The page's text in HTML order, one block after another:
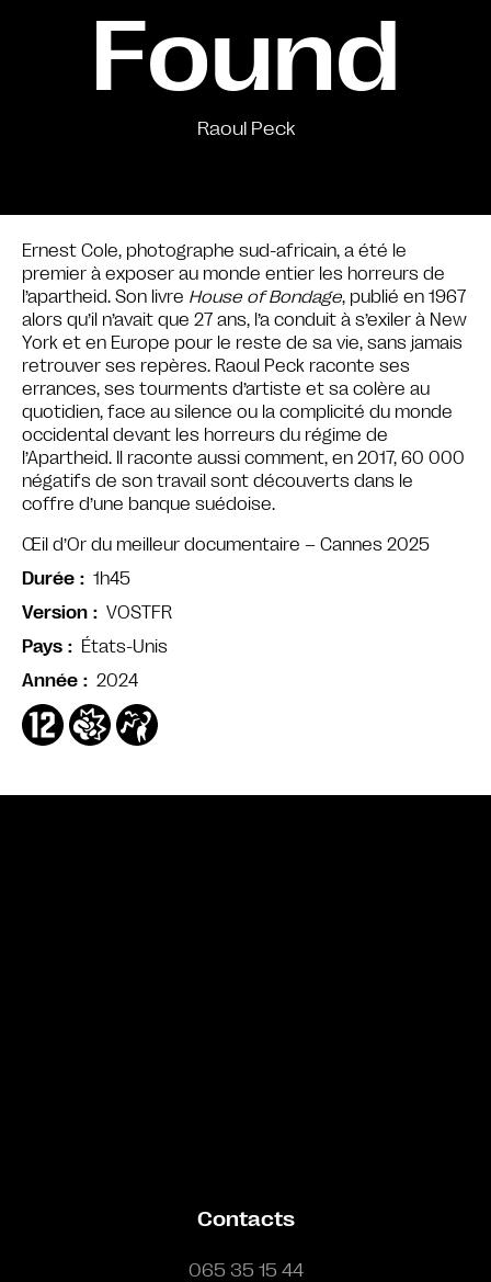
Found
Raoul Peck
Ernest Cole, photographe sud-africain, a été le
premier à exposer au monde entier les horreurs de
l’apartheid. Son livre House of Bondage, publié en 1967
alors qu’il n’avait que 27 ans, l’a conduit à s’exiler à New
York et en Europe pour le reste de sa vie, sans jamais
retrouver ses repères. Raoul Peck raconte ses
errances, ses tourments d’artiste et sa colère au
quotidien, face au silence ou la complicité du monde
occidental devant les horreurs du régime de
l’Apartheid. Il raconte aussi comment, en 2017, 60 000
négatifs de son travail sont découverts dans le
coffre d’une banque suédoise.
Œil d’Or du meilleur documentaire – Cannes 2025
Durée
1h45
Version
VOSTFR
Pays
États-Unis
Année
2024
Contacts
065 35 15 44